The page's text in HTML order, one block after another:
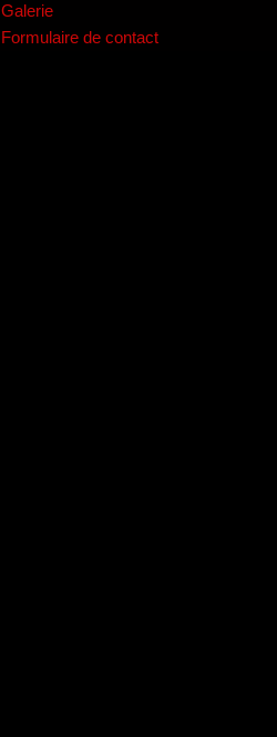
Galerie
Formulaire de contact